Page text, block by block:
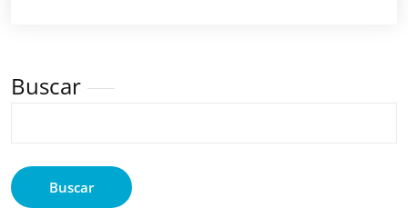
Buscar
Buscar